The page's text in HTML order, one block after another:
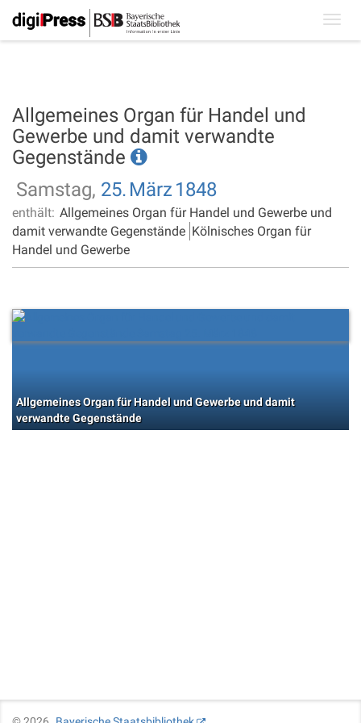
Allgemeines Organ für Handel und
Gewerbe und damit verwandte
Gegenstände
Samstag, 25. März 1848
enthält: Allgemeines Organ für Handel und Gewerbe und
damit verwandte Gegenstände Kölnisches Organ für
Handel und Gewerbe
Allgemeines Organ für Handel und Gewerbe und damit
verwandte Gegenstände